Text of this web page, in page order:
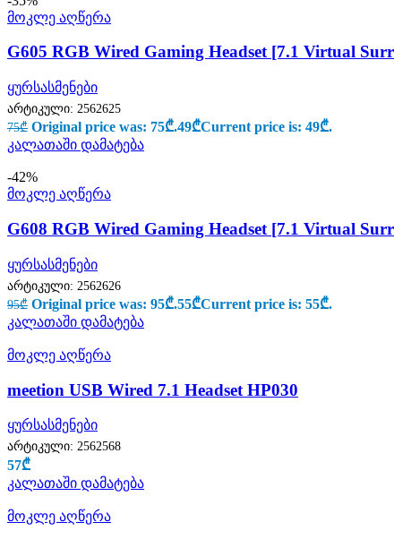
მოკლე აღწერა
G605 RGB Wired Gaming Headset [7.1 Virtual
ყურსასმენები
არტიკული: 2562625
75₾ Original price was: 75₾.49₾Current price is: 49₾.
კალათაში დამატება
-42%
მოკლე აღწერა
G608 RGB Wired Gaming Headset [7.1 Virtual
ყურსასმენები
არტიკული: 2562626
95₾ Original price was: 95₾.55₾Current price is: 55₾.
კალათაში დამატება
მოკლე აღწერა
meetion USB Wired 7.1 Headset HP030
ყურსასმენები
არტიკული: 2562568
57₾
კალათაში დამატება
მოკლე აღწერა